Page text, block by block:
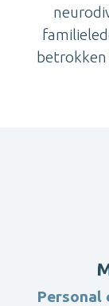
betrokken
Personal